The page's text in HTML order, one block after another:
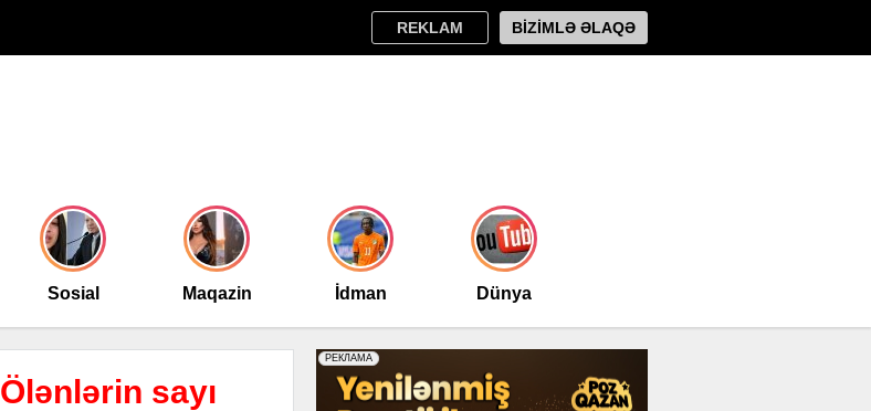
REKLAM BİZİMLƏ ƏLAQƏ
Sosial Maqazin İdman Dünya
Ölənlərin sayı